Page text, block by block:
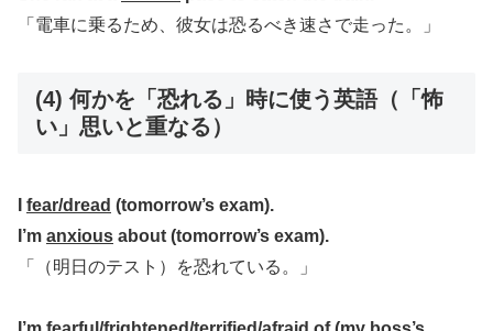
「電車に乗るため、彼女は恐るべき速さで走った。」
(4) 何かを「恐れる」時に使う英語（「怖
い」思いと重なる）
fear/dread (tomorrow’s exam).
I’m anxious about (tomorrow’s exam).
「（明日のテスト）を恐れている。」